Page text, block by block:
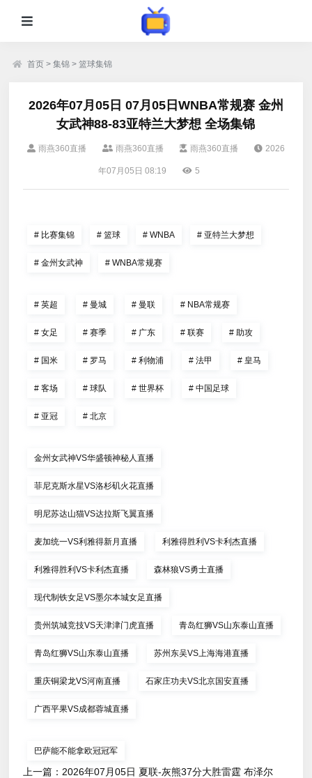
首页 >集锦 >篮球集锦
2026年07月05日 07月05日WNBA常规赛 金州
女武神88-83亚特兰大梦想 全场集锦
雨燕360直播 雨燕360直播 雨燕360直播 2026
年07月05日 08:19 5
# 比赛集锦 # 篮球 # WNBA # 亚特兰大梦想
# 金州女武神 # WNBA常规赛
# 英超 # 曼城 # 曼联 # NBA常规赛
# 女足 # 赛季 # 广东 # 联赛 # 助攻
# 国米 # 罗马 # 利物浦 # 法甲 # 皇马
# 客场 # 球队 # 世界杯 # 中国足球
# 亚冠 # 北京
金州女武神VS华盛顿神秘人直播
菲尼克斯水星VS洛杉矶火花直播
明尼苏达山猫VS达拉斯飞翼直播
麦加统一VS利雅得新月直播 利雅得胜利VS卡利杰直播
利雅得胜利VS卡利杰直播 森林狼VS勇士直播
现代制铁女足VS墨尔本城女足直播
贵州筑城竞技VS天津津门虎直播 青岛红狮VS山东泰山直播
青岛红狮VS山东泰山直播 苏州东吴VS上海海港直播
重庆铜梁龙VS河南直播 石家庄功夫VS北京国安直播
广西平果VS成都蓉城直播
巴萨能不能拿欧冠冠军
上一篇： 2026年07月05日 夏联-灰熊37分大胜雷霆 布泽尔